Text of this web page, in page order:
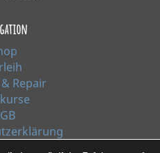
Repair